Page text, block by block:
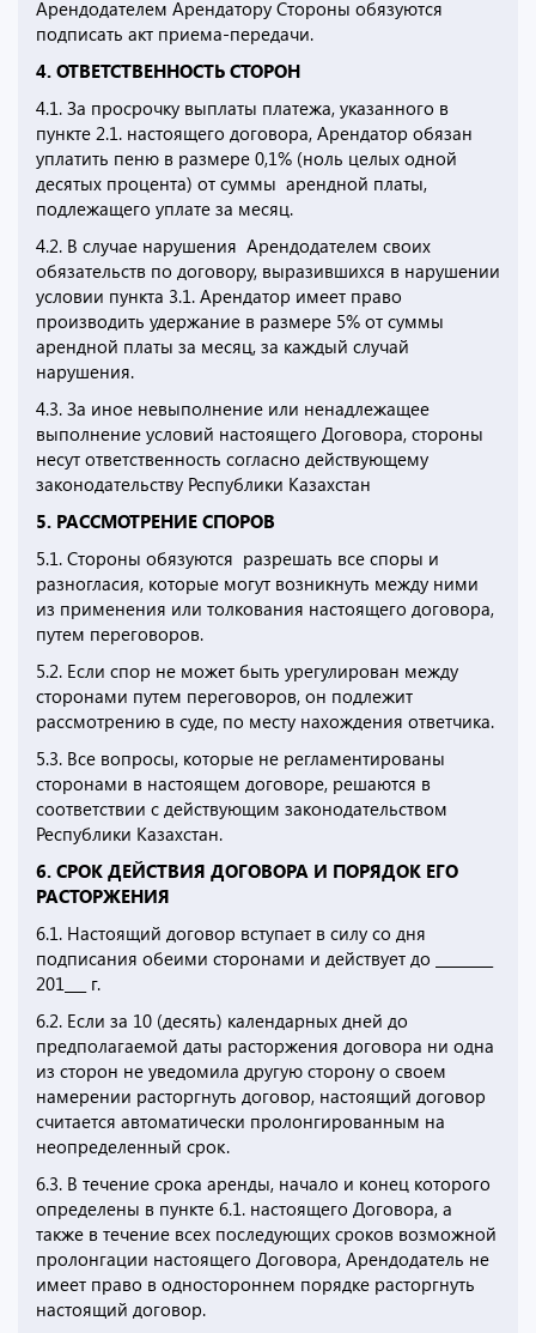
Арендодателем Арендатору Стороны обязуются
подписать акт приема-передачи.
4. ОТВЕТСТВЕННОСТЬ СТОРОН
4.1. За просрочку выплаты платежа, указанного в
пункте 2.1. настоящего договора, Арендатор обязан
уплатить пеню в размере 0,1% (ноль целых одной
десятых процента) от суммы арендной платы,
подлежащего уплате за месяц.
4.2. В случае нарушения Арендодателем своих
обязательств по договору, выразившихся в нарушении
условии пункта 3.1. Арендатор имеет право
производить удержание в размере 5% от суммы
арендной платы за месяц, за каждый случай
нарушения.
4.3. За иное невыполнение или ненадлежащее
выполнение условий настоящего Договора, стороны
несут ответственность согласно действующему
законодательству Республики Казахстан
5. РАССМОТРЕНИЕ СПОРОВ
5.1. Стороны обязуются разрешать все споры и
разногласия, которые могут возникнуть между ними
из применения или толкования настоящего договора,
путем переговоров.
5.2. Если спор не может быть урегулирован между
сторонами путем переговоров, он подлежит
рассмотрению в суде, по месту нахождения ответчика.
5.3. Все вопросы, которые не регламентированы
сторонами в настоящем договоре, решаются в
соответствии с действующим законодательством
Республики Казахстан.
6. СРОК ДЕЙСТВИЯ ДОГОВОРА И ПОРЯДОК ЕГО
РАСТОРЖЕНИЯ
6.1. Настоящий договор вступает в силу со дня
подписания обеими сторонами и действует до ________
201___ г.
6.2. Если за 10 (десять) календарных дней до
предполагаемой даты расторжения договора ни одна
из сторон не уведомила другую сторону о своем
намерении расторгнуть договор, настоящий договор
считается автоматически пролонгированным на
неопределенный срок.
6.3. В течение срока аренды, начало и конец которого
определены в пункте 6.1. настоящего Договора, а
также в течение всех последующих сроков возможной
пролонгации настоящего Договора, Арендодатель не
имеет право в одностороннем порядке расторгнуть
настоящий договор.